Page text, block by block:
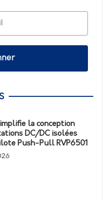
la conception
DC/DC isolées
Push-Pull RVP6501